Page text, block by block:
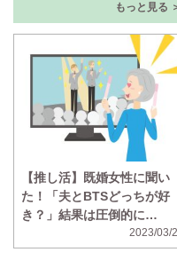
もっと見る
【推し活】既婚女性に聞い
た！「夫とBTSどっちが好
き？」結果は圧倒的に…
2023/03/